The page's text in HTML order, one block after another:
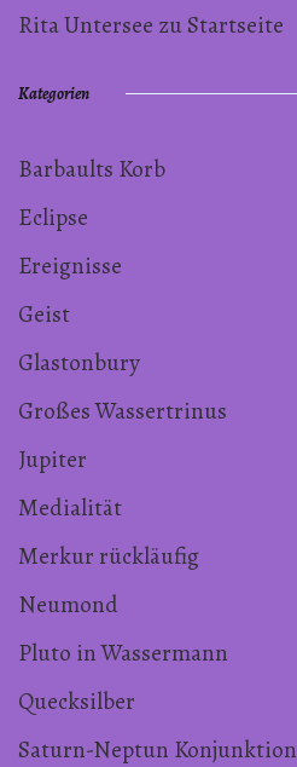
Rita Untersee zuStartseite
Kategorien
Barbaults Korb
Eclipse
Ereignisse
Geist
Glastonbury
Großes Wassertrinus
Jupiter
Medialität
Merkur rückläufig
Neumond
Pluto in Wassermann
Quecksilber
Saturn-Neptun Konjunktion